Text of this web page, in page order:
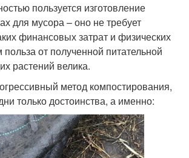
пользуется изготовление
для мусора – оно не требует
финансовых затрат и физических
от полученной питательной
растений велика.
метод компостирования,
только достоинства, а именно: